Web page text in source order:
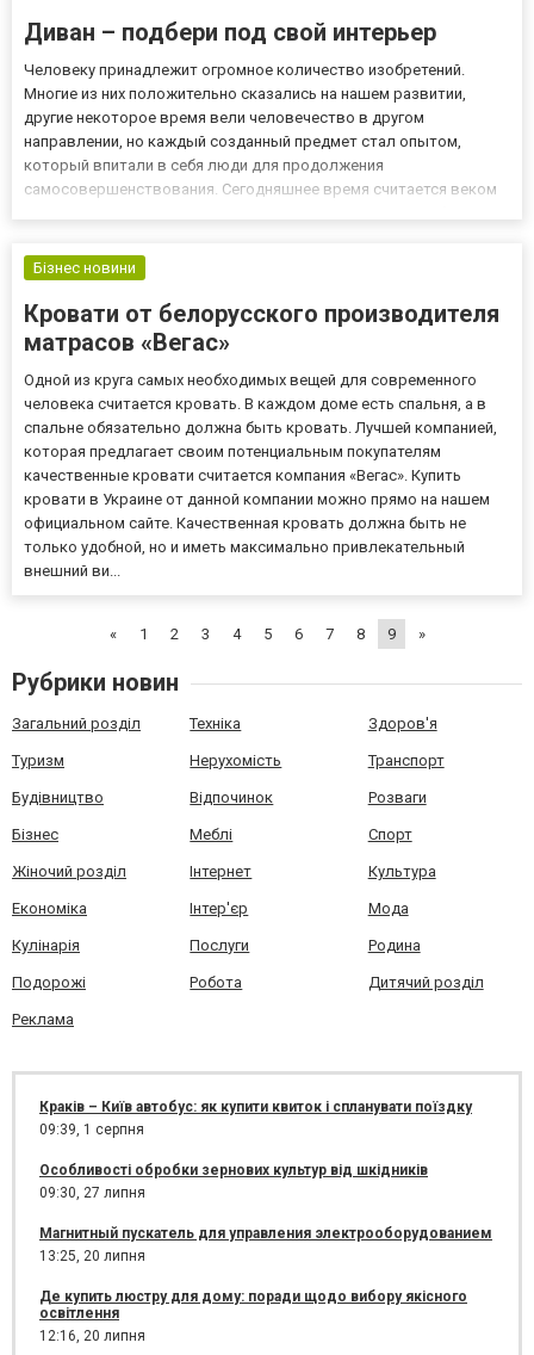
Диван – подбери под свой интерьер
Человеку принадлежит огромное количество изобретений.
Многие из них положительно сказались на нашем развитии,
другие некоторое время вели человечество в другом
направлении, но каждый созданный предмет стал опытом,
который впитали в себя люди для продолжения
самосовершенствования. Сегодняшнее время считается веком
современно мире имеют значение....
Бізнес новини
Кровати от белорусского производителя
матрасов «Вегас»
Одной из круга самых необходимых вещей для современного
человека считается кровать. В каждом доме есть спальня, а в
спальне обязательно должна быть кровать. Лучшей компанией,
которая предлагает своим потенциальным покупателям
качественные кровати считается компания «Вегас». Купить
кровати в Украине от данной компании можно прямо на нашем
официальном сайте. Качественная кровать должна быть не
только удобной, но и иметь максимально привлекательный
внешний ви...
« 1 2 3 4 5 6 7 8 9 »
Рубрики новин
Загальний розділ Техніка Здоров'я
Туризм Нерухомість Транспорт
Будівництво Відпочинок Розваги
Бізнес Меблі Спорт
Жіночий розділ Інтернет Культура
Економіка Інтер'єр Мода
Кулінарія Послуги Родина
Подорожі Робота Дитячий розділ
Реклама
Краків – Київ автобус: як купити квиток і спланувати поїздку
09:39, 1 серпня
Особливості обробки зернових культур від шкідників
09:30, 27 липня
Магнитный пускатель для управления электрооборудованием
13:25, 20 липня
Де купить люстру для дому: поради щодо вибору якісного
освітлення
12:16, 20 липня